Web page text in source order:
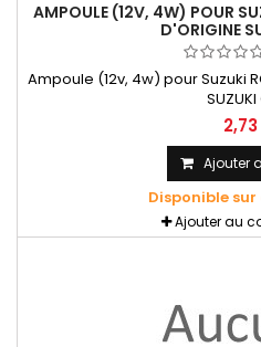
AMPOULE (12V, 4W) POUR
D'ORIGINE
Ampoule (12v, 4w) pour Suzuki
SUZUKI
Ajouter
Disponible
Ajouter au